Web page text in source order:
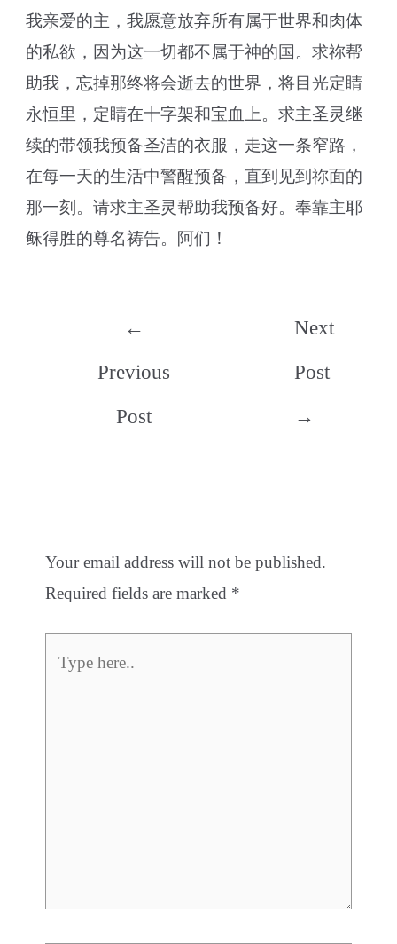
我亲爱的主，我愿意放弃所有属于世界和肉体
的私欲，因为这一切都不属于神的国。求祢帮
助我，忘掉那终将会逝去的世界，将目光定睛
永恒里，定睛在十字架和宝血上。求主圣灵继
续的带领我预备圣洁的衣服，走这一条窄路，
在每一天的生活中警醒预备，直到见到祢面的
那一刻。请求主圣灵帮助我预备好。奉靠主耶
稣得胜的尊名祷告。阿们！
←
Previous
Post
Next
Post
→
Your email address will not be published.
Required fields are marked *